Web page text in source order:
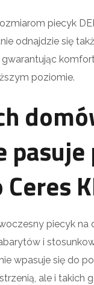
piecyk
odnajdzie się
poziomie.
pasuje
piecyk na
i
wpasuje się do
ale i takich